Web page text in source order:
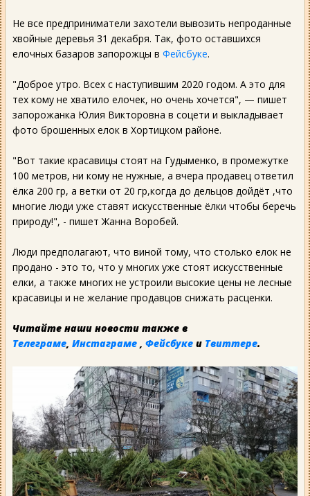
Не все предприниматели захотели вывозить непроданные
хвойные деревья 31 декабря. Так, фото оставшихся
елочных базаров запорожцы в Фейсбуке.
"Доброе утро. Всех с наступившим 2020 годом. А это для
тех кому не хватило елочек, но очень хочется", — пишет
запорожанка Юлия Викторовна в соцети и выкладывает
фото брошенных елок в Хортицком районе.
"Вот такие красавицы стоят на Гудыменко, в промежутке
100 метров, ни кому не нужные, а вчера продавец ответил
ёлка 200 гр, а ветки от 20 гр,когда до дельцов дойдёт ,что
многие люди уже ставят искусственные ёлки чтобы беречь
природу!", - пишет Жанна Воробей.
Люди предполагают, что виной тому, что столько елок не
продано - это то, что у многих уже стоят искусственные
елки, а также многих не устроили высокие цены не лесные
красавицы и не желание продавцов снижать расценки.
Читайте наши новости также в
Телеграме Инстаграме Фейсбуке и Твиттере.